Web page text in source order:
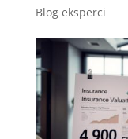
Blog eksperci